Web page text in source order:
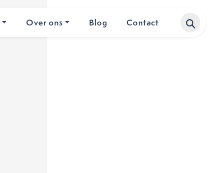
Over ons Blog Contact